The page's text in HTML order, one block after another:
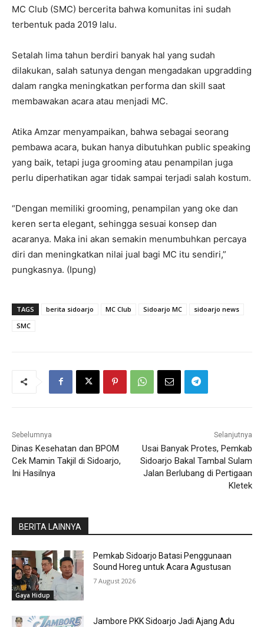
MC Club (SMC) bercerita bahwa komunitas ini sudah
terbentuk pada 2019 lalu.
Setalah lima tahun berdiri banyak hal yang sudah
dilakukan, salah satunya dengan mengadakan upgradding
dalam rangka meningkatkan performa dan skill saat
membawakan acara atau menjadi MC.
Atika Amzar menyampaikan, bahwa sebagai seorang
pembawa acara, bukan hanya dibutuhkan public speaking
yang baik, tetapi juga grooming atau penampilan juga
perlu diperhatikan agar tidak sampai terjadi salah kostum.
“Dengan memiliki grooming, penampilan yang oke dan
keren serta elegant, sehingga sesuai konsep dan
acaranya. Maka ini akan semakin menumbuhkan percaya
diri dan meningkatkan nilai jual bagi MC itu sendiri,”
pungkasnya. (Ipung)
TAGS berita sidoarjo MC Club Sidoarjo MC
sidoarjo news
SMC
Sebelumnya
Dinas Kesehatan dan BPOM
Cek Mamin Takjil di Sidoarjo,
Ini Hasilnya
Selanjutnya
Usai Banyak Protes, Pemkab
Sidoarjo Bakal Tambal Sulam
Jalan Berlubang di Pertigaan
Kletek
BERITA LAINNYA
Gaya Hidup
Pemkab Sidoarjo Batasi Penggunaan
Sound Horeg untuk Acara Agustusan
7 August 2026
Jambore PKK Sidoarjo Jadi Ajang Adu